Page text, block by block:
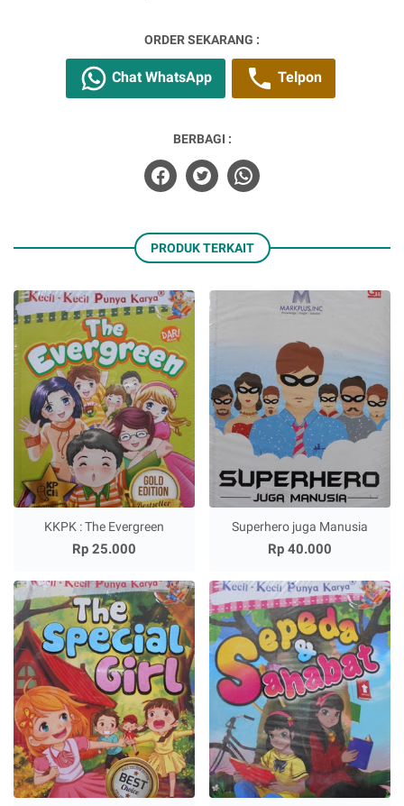
ORDER SEKARANG :
Chat WhatsApp Telpon
BERBAGI :
PRODUK TERKAIT
KKPK : The Evergreen
Rp 25.000
Superhero juga Manusia
Rp 40.000